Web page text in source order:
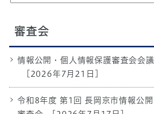
審査会
情報公開・個人情報保護審査会会
[2026年7月21日]
令和8年度 第1回 長岡京市情報公